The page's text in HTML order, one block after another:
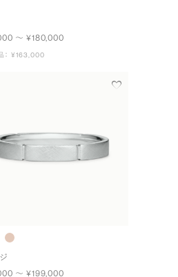
〜 ¥180,000
： ¥163,000
〜 ¥199,000